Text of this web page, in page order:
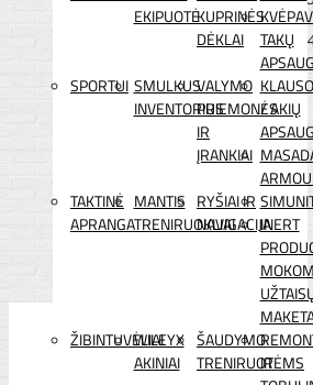
EKIPUOTĖKUPRINĖS
DĖKLAI
TAKŲ
SPORTUI SMULKUS
INVENTORIUS
VALYMO
PRIEMONĖS
IR
ĮRANKIAI
/ AKIŲ
TAKTINĖ
APRANGA
MANTIS
TRENIRUOKLIAI
RYŠIAI IR
NAVIGACIJAINERT
ŽIBINTUVĖLIAI
WILEYX
AKINIAI
ŠAUDYMO
TRENIRUOTĖMS
IR